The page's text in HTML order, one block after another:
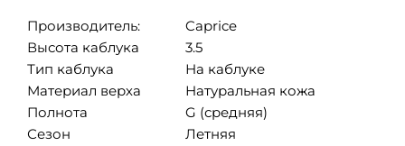
Производитель:
Caprice
Высота каблука
3.5
Тип каблука
На каблуке
Материал верха
Натуральная кожа
Полнота
G (средняя)
Сезон
Летняя